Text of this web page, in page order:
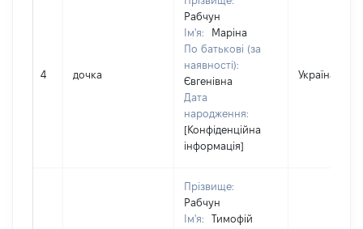
4 дочка
Рабчун
Ім'я:
Маріна
По батькові (за
наявності):
Євгенівна
Дата
народження:
[Конфіденційна
інформація]
Україна
Прізвище:
Рабчун
Ім'я:
Тимофій